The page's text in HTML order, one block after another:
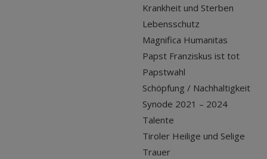
Krankheit und Sterben
Lebensschutz
Magnifica Humanitas
Papst Franziskus ist tot
Papstwahl
Schöpfung / Nachhaltigkeit
Synode 2021 – 2024
Talente
Tiroler Heilige und Selige
Trauer